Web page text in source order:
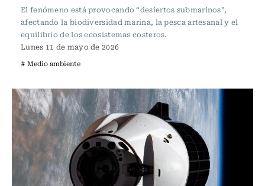
El fenómeno está provocando “desiertos submarinos”,
afectando la biodiversidad marina, la pesca artesanal y el
equilibrio de los ecosistemas costeros.
Lunes 11 de mayo de 2026
# Medio ambiente